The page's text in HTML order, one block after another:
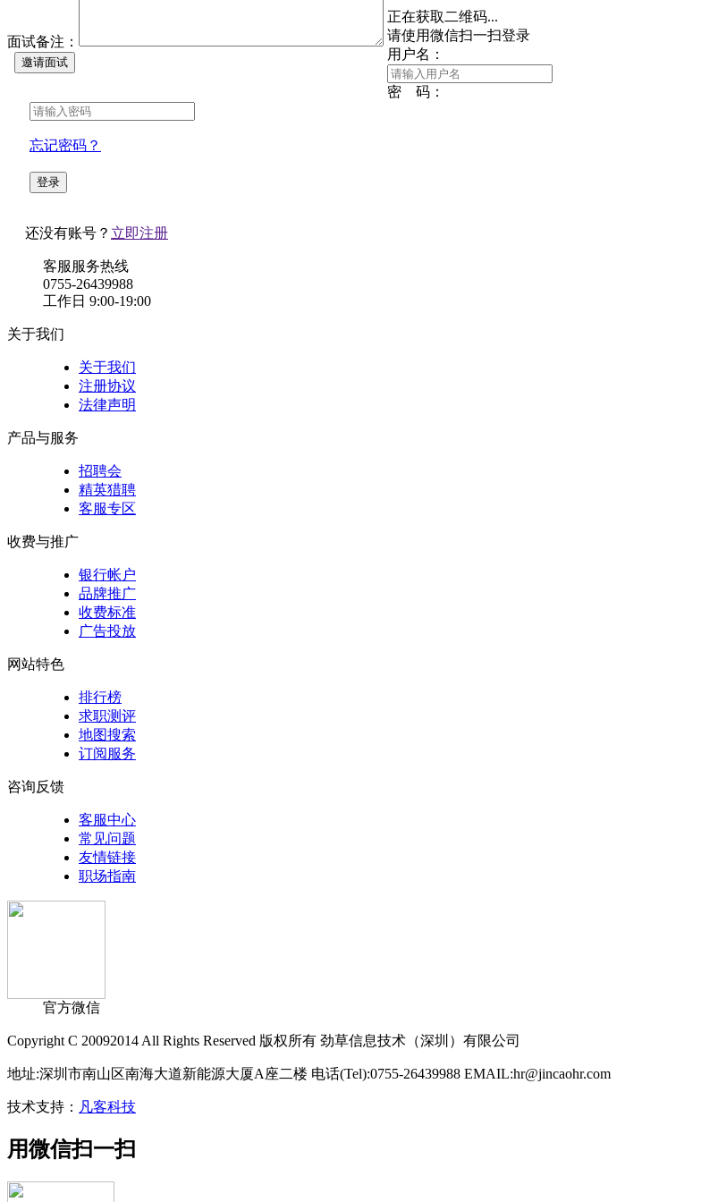
面试备注：
正在获取二维码...
请使用微信扫一扫登录
用户名：
密 码：
忘记密码？
还没有账号？ 立即注册
客服服务热线
0755-26439988
工作日 9:00-19:00
关于我们
关于我们
注册协议
法律声明
产品与服务
招聘会
精英猎聘
客服专区
收费与推广
银行帐户
品牌推广
收费标准
广告投放
网站特色
排行榜
求职测评
地图搜索
订阅服务
咨询反馈
客服中心
常见问题
友情链接
职场指南
官方微信
Copyright C 20092014 All Rights Reserved 版权所有 劲草信息技术（深圳）有限公司
地址:深圳市南山区南海大道新能源大厦A座二楼 电话(Tel):0755-26439988 EMAIL:hr@jincaohr.com
技术支持： 凡客科技
用微信扫一扫